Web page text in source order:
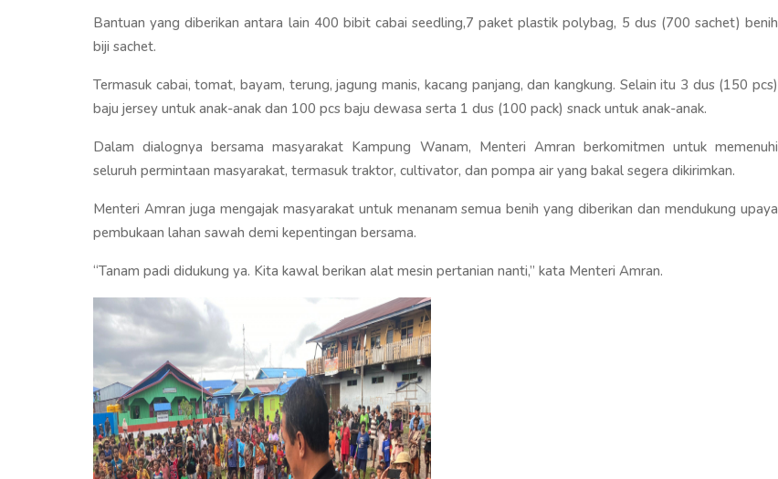
Bantuan yang diberikan antara lain 400 bibit cabai seedling,7 paket plastik polybag, 5 dus (700 sachet) benih
biji sachet.
Termasuk cabai, tomat, bayam, terung, jagung manis, kacang panjang, dan kangkung. Selain itu 3 dus (150 pcs)
baju jersey untuk anak-anak dan 100 pcs baju dewasa serta 1 dus (100 pack) snack untuk anak-anak.
Dalam dialognya bersama masyarakat Kampung Wanam, Menteri Amran berkomitmen untuk memenuhi
seluruh permintaan masyarakat, termasuk traktor, cultivator, dan pompa air yang bakal segera dikirimkan.
Menteri Amran juga mengajak masyarakat untuk menanam semua benih yang diberikan dan mendukung upaya
pembukaan lahan sawah demi kepentingan bersama.
“Tanam padi didukung ya. Kita kawal berikan alat mesin pertanian nanti,” kata Menteri Amran.